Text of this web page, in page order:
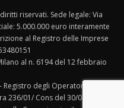
riservati. Sede legale: Via
5.000.000 euro interamente
al Registro delle Imprese
al n. 6194 del 12 febbraio
Registro degli Operatori di
236/01/ Cons del 30/06/01